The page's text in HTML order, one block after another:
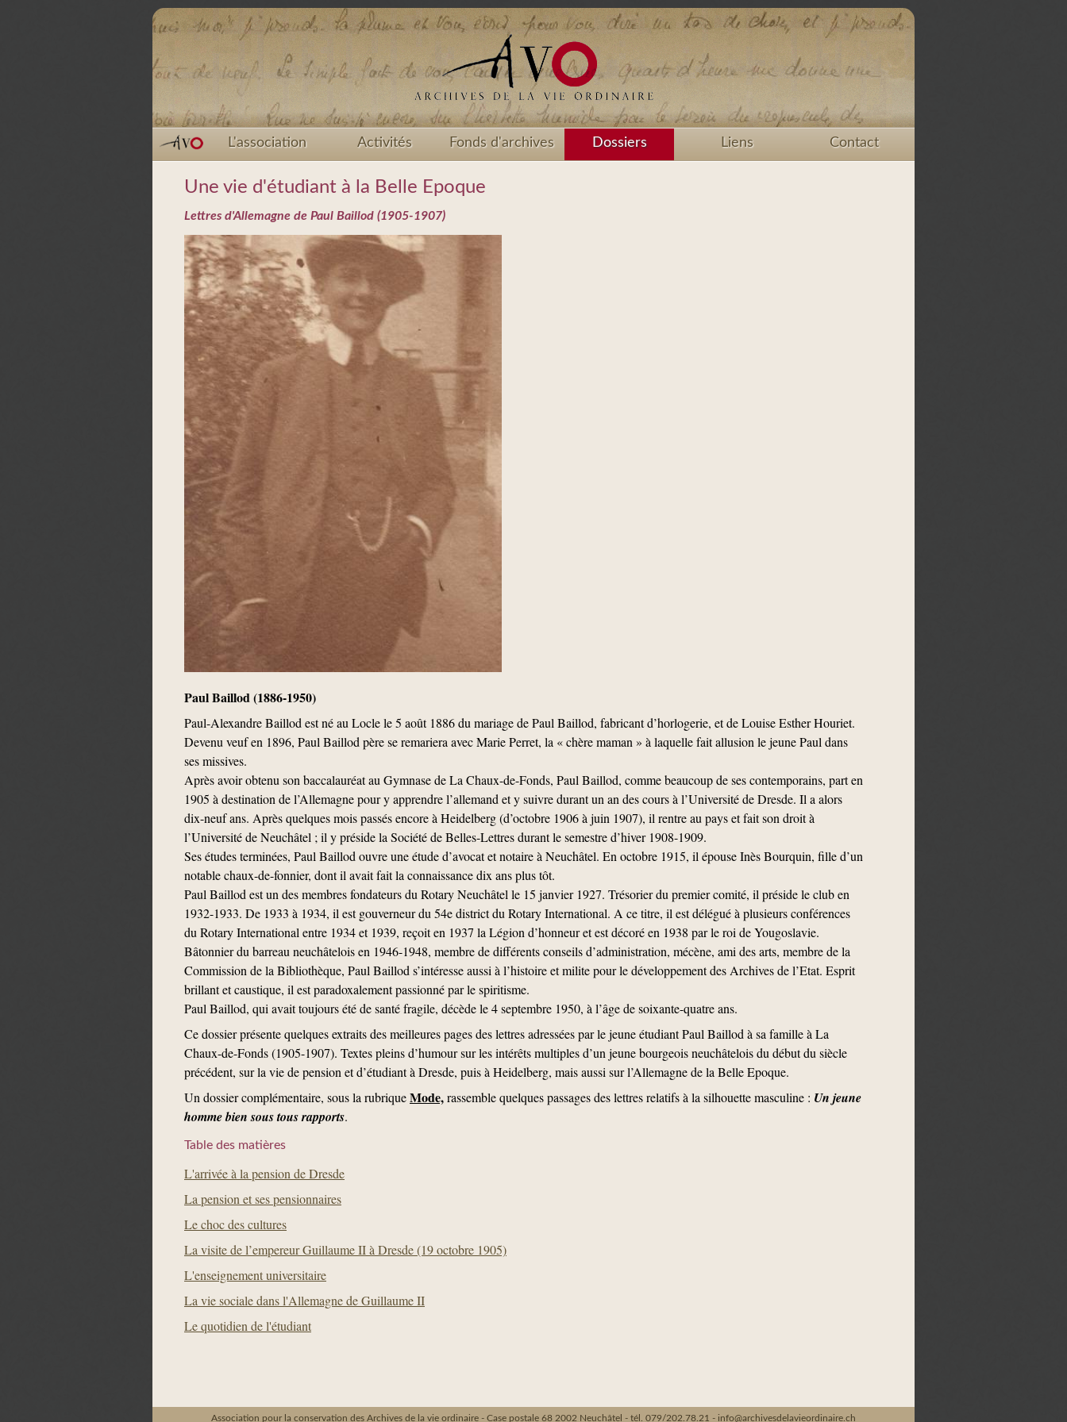
L'association Activités Fonds d'archives Dossiers Liens Contact
Une vie d'étudiant à la Belle Epoque
Lettres d'Allemagne de Paul Baillod (1905-1907)
Paul Baillod (1886-1950)
Paul-Alexandre Baillod est né au Locle le 5 août 1886 du mariage de Paul Baillod, fabricant d’horlogerie, et de Louise Esther Houriet.
Devenu veuf en 1896, Paul Baillod père se remariera avec Marie Perret, la « chère maman » à laquelle fait allusion le jeune Paul dans
ses missives.
Après avoir obtenu son baccalauréat au Gymnase de La Chaux-de-Fonds, Paul Baillod, comme beaucoup de ses contemporains, part en
1905 à destination de l’Allemagne pour y apprendre l’allemand et y suivre durant un an des cours à l’Université de Dresde. Il a alors
dix-neuf ans. Après quelques mois passés encore à Heidelberg (d’octobre 1906 à juin 1907), il rentre au pays et fait son droit à
l’Université de Neuchâtel ; il y préside la Société de Belles-Lettres durant le semestre d’hiver 1908-1909.
Ses études terminées, Paul Baillod ouvre une étude d’avocat et notaire à Neuchâtel. En octobre 1915, il épouse Inès Bourquin, fille d’un
notable chaux-de-fonnier, dont il avait fait la connaissance dix ans plus tôt.
Paul Baillod est un des membres fondateurs du Rotary Neuchâtel le 15 janvier 1927. Trésorier du premier comité, il préside le club en
1932-1933. De 1933 à 1934, il est gouverneur du 54e district du Rotary International. A ce titre, il est délégué à plusieurs conférences
du Rotary International entre 1934 et 1939, reçoit en 1937 la Légion d’honneur et est décoré en 1938 par le roi de Yougoslavie.
Bâtonnier du barreau neuchâtelois en 1946-1948, membre de différents conseils d’administration, mécène, ami des arts, membre de la
Commission de la Bibliothèque, Paul Baillod s’intéresse aussi à l’histoire et milite pour le développement des Archives de l’Etat. Esprit
brillant et caustique, il est paradoxalement passionné par le spiritisme.
Paul Baillod, qui avait toujours été de santé fragile, décède le 4 septembre 1950, à l’âge de soixante-quatre ans.
Ce dossier présente quelques extraits des meilleures pages des lettres adressées par le jeune étudiant Paul Baillod à sa famille à La
Chaux-de-Fonds (1905-1907). Textes pleins d’humour sur les intérêts multiples d’un jeune bourgeois neuchâtelois du début du siècle
précédent, sur la vie de pension et d’étudiant à Dresde, puis à Heidelberg, mais aussi sur l’Allemagne de la Belle Epoque.
Un dossier complémentaire, sous la rubriqueMode,rassemble quelques passages des lettres relatifs à la silhouette masculine : Un jeune
homme bien sous tous rapports.
Table des matières
L'arrivée à la pension de Dresde
La pension et ses pensionnaires
Le choc des cultures
La visite de l’empereur Guillaume II à Dresde (19 octobre 1905)
L'enseignement universitaire
La vie sociale dans l'Allemagne de Guillaume II
Le quotidien de l'étudiant
Association pour la conservation des Archives de la vie ordinaire - Case postale 68 2002 Neuchâtel - tél. 079/202.78.21 - info@archivesdelavieordinaire.ch